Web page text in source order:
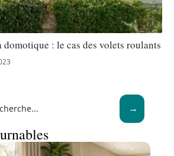
domotique : le cas des volets roulants